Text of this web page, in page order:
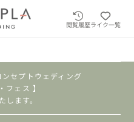
閲覧履歴ライク一覧
FES
セプトウェディング
フェス 】
します。